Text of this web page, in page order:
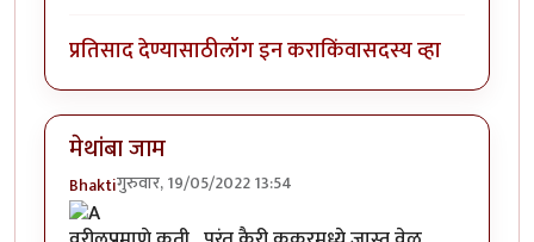
प्रतिसाद देण्यासाठीलॉग इन कराकिंवासदस्य व्हा
मेथांबा जाम
Bhaktiगुरुवार, 19/05/2022 13:54